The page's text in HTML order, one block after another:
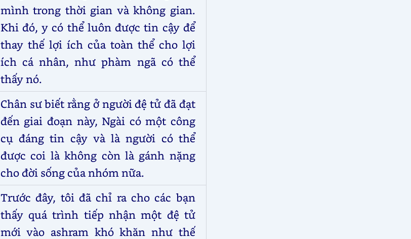
mình trong thời gian và không gian.
Khi đó, y có thể luôn được tin cậy để
thay thế lợi ích của toàn thể cho lợi
ích cá nhân, như phàm ngã có thể
thấy nó.
Chân sư biết rằng ở người đệ tử đã đạt
đến giai đoạn này, Ngài có một công
cụ đáng tin cậy và là người có thể
được coi là không còn là gánh nặng
cho đời sống của nhóm nữa.
Trước đây, tôi đã chỉ ra cho các bạn
thấy quá trình tiếp nhận một đệ tử
mới vào ashram khó khăn như thế